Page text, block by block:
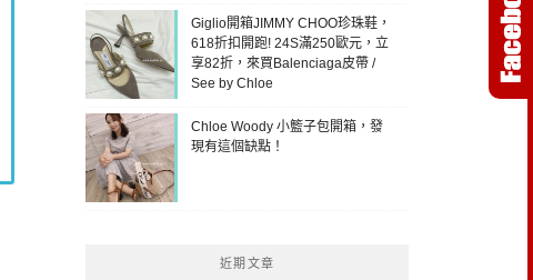
Giglio開箱JIMMY CHOO珍珠鞋，
618折扣開跑! 24S滿250歐元，立
享82折，來買Balenciaga皮帶 /
See by Chloe
Chloe Woody 小籃子包開箱，發
現有這個缺點！
近期文章